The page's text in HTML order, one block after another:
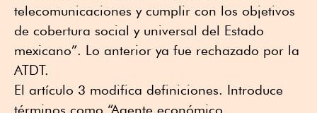
telecomunicaciones y cumplir con los objetivos
de cobertura social y universal del Estado
mexicano”. Lo anterior ya fue rechazado por la
ATDT.
El artículo 3 modifica definiciones. Introduce
términos como “Agente económico